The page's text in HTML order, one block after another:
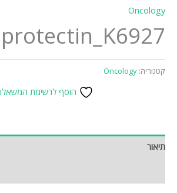
Oncology
קטגוריה: Oncology
הוסף לרשימת
תיאור